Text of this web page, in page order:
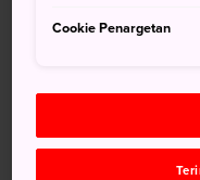
memadukan
Menuju
Cookie Penargetan